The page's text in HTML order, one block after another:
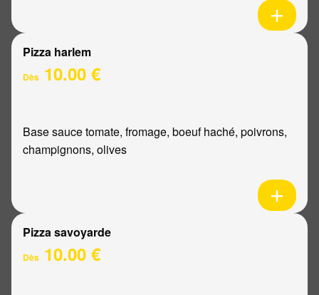
Pizza harlem
Dès 10.00 €
Base sauce tomate, fromage, boeuf haché, poivrons,
champignons, olives
Pizza savoyarde
Dès 10.00 €